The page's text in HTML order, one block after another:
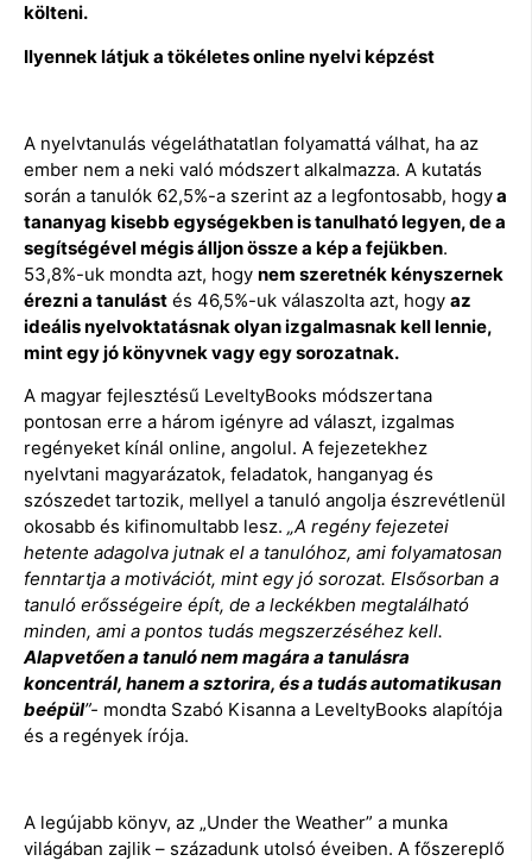
költeni.
Ilyennek látjuk a tökéletes online nyelvi képzést
A nyelvtanulás végeláthatatlan folyamattá válhat, ha az
ember nem a neki való módszert alkalmazza. A kutatás
során a tanulók 62,5%-a szerint az a legfontosabb, hogya
tananyag kisebb egységekben is tanulható legyen, de a
segítségével mégis álljon össze a kép a fejükben.
53,8%-uk mondta azt, hogy nem szeretnék kényszernek
érezni a tanulást és 46,5%-uk válaszolta azt, hogy az
ideális nyelvoktatásnak olyan izgalmasnak kell lennie,
mint egy jó könyvnek vagy egy sorozatnak.
A magyar fejlesztésű LeveltyBooks módszertana
pontosan erre a három igényre ad választ, izgalmas
regényeket kínál online, angolul. A fejezetekhez
nyelvtani magyarázatok, feladatok, hanganyag és
szószedet tartozik, mellyel a tanuló angolja észrevétlenül
okosabb és kifinomultabb lesz. „A regény fejezetei
hetente adagolva jutnak el a tanulóhoz, ami folyamatosan
fenntartja a motivációt, mint egy jó sorozat. Elsősorban a
tanuló erősségeire épít, de a leckékben megtalálható
minden, ami a pontos tudás megszerzéséhez kell.
Alapvetően a tanuló nem magára a tanulásra
koncentrál, hanem a sztorira, és a tudás automatikusan
beépül”- mondta Szabó Kisanna a LeveltyBooks alapítója
és a regények írója.
A legújabb könyv, az „Under the Weather” a munka
világában zajlik – századunk utolsó éveiben. A főszereplő